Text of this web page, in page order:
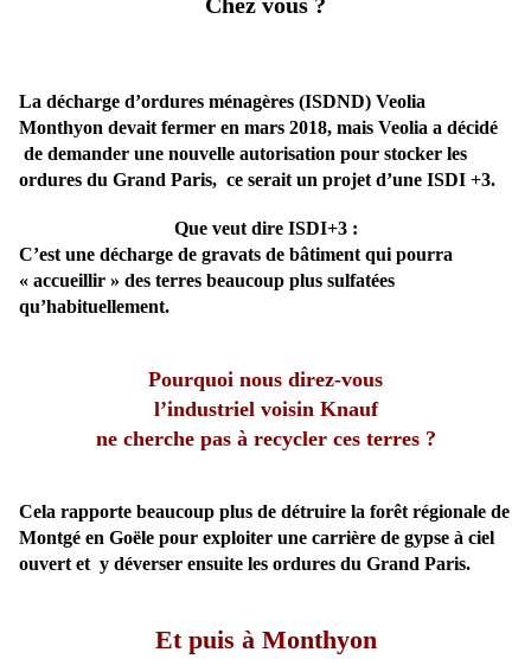
La décharge d’ordures ménagères (ISDND) Veolia
Monthyon devait fermer en mars 2018, mais Veolia a décidé
de demander une nouvelle autorisation pour stocker les
ordures du Grand Paris, ce serait un projet d’une ISDI +3.
Que veut dire ISDI+3 :
C’est une décharge de gravats de bâtiment qui pourra
« accueillir » des terres beaucoup plus sulfatées
qu’habituellement.
Pourquoi nous direz-vous
l’industriel voisin Knauf
necherche pas à recycler ces terres ?
Cela rapporte beaucoup plus de détruire la forêt régionale de
Montgé en Goële pour exploiter une carrière de gypse à ciel
ouvert et y déverser ensuite les ordures du Grand Paris.
Et puis à Monthyon